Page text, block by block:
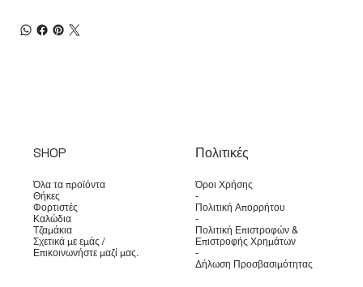
SHOP
Όλα τα προϊόντα
Θήκες
Φορτιστές
Καλώδια
Τζαμάκια
Σχετικά με εμάς /
Επικοινωνήστε μαζί μας.
Πολιτικές
Όροι Χρήσης
-
Πολιτική Απορρήτου
-
Πολιτική Επιστροφών &
Επιστροφής Χρημάτων
-
Δήλωση Προσβασιμότητας